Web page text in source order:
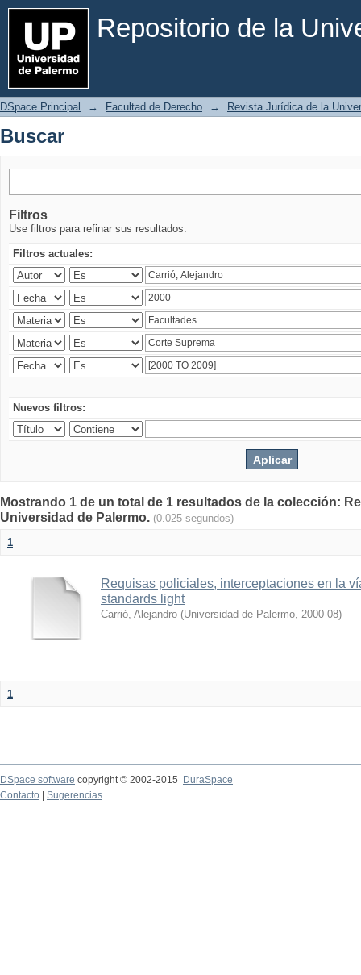
Repositorio de la
Buscar
DSpace Principal → Facultad de Derecho → Revista Jurídica de la
Buscar
Filtros
Use filtros para refinar sus resultados.
Filtros actuales:
Nuevos filtros:
Mostrando 1 de un total de 1 resultados de la colección:
Universidad de Palermo. (0.025 segundos)
1
Requisas policiales, interceptaciones en la
standards light
Carrió, Alejandro (Universidad de Palermo, 2000-08)
1
DSpace software copyright © 2002-2015
DuraSpace
Contacto
Sugerencias